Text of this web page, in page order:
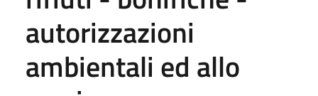
autorizzazioni
ambientali ed allo